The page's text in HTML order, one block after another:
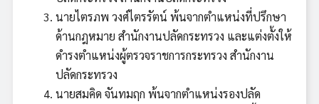
นายไตรภพ วงศ์ไตรรัตน์ พ้นจากตำแหน่งที่ปรึกษา
ด้านกฎหมาย สำนักงานปลัดกระทรวง และแต่งตั้งให้
ดำรงตำแหน่งผู้ตรวจราชการกระทรวง สำนักงาน
ปลัดกระทรวง
นายสมคิด จันทมฤก พ้นจากตำแหน่งรองปลัด